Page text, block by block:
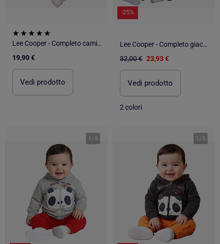
Lee Cooper - Completo camicia e short neonato bambino
19,90 €
Vedi prodotto
-25%
Lee Cooper - Completo giacca con cappuccio e pantalone neonato
32,00 € 23,93 €
Vedi prodotto
2 colori
1 / 5 1 / 5